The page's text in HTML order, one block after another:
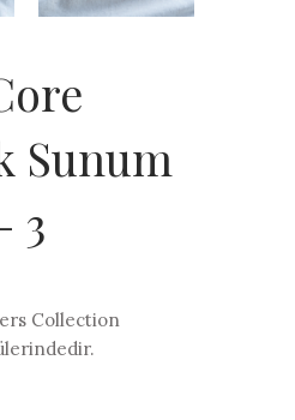
Sunum
3
Collection